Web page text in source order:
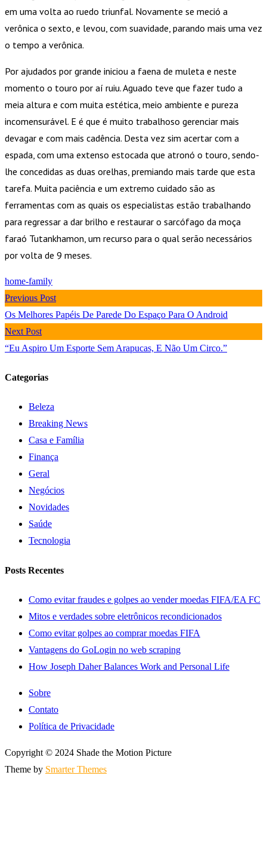
em uma volta ao ruedo triunfal. Novamente se meció a
verônica o sexto, e levou, com suavidade, parando mais uma vez
o tempo a verônica.
Por ajudados por grande iniciou a faena de muleta e neste
momento o touro por aí ruiu. Aguado teve que fazer tudo a
meia altura e com muita estética, meio ambiente e pureza
incomensurável. E é que é muito trabalhoso gerenciar mais
devagar e com mais cadência. Desta vez sim acertar com a
espada, com uma extenso estocada que atronó o touro, sendo-
lhe concedidas as duas orelhas, premiando mais tarde que esta
tarefa. Muita paciência e um extremo cuidado são as
ferramentas com as quais os especialistas estão trabalhando
para regressar a dar brilho e restaurar o sarcófago da moça
faraó Tutankhamon, um recurso para o qual serão necessários
por volta de 9 meses.
home-family
Previous Post
Os Melhores Papéis De Parede Do Espaço Para O Android
Next Post
“Eu Aspiro Um Esporte Sem Arapucas, E Não Um Circo.”
Categorias
Beleza
Breaking News
Casa e Família
Finança
Geral
Negócios
Novidades
Saúde
Tecnologia
Posts Recentes
Como evitar fraudes e golpes ao vender moedas FIFA/EA FC
Mitos e verdades sobre eletrônicos recondicionados
Como evitar golpes ao comprar moedas FIFA
Vantagens do GoLogin no web scraping
How Joseph Daher Balances Work and Personal Life
Sobre
Contato
Política de Privacidade
Copyright © 2024 Shade the Motion Picture
Theme by Smarter Themes